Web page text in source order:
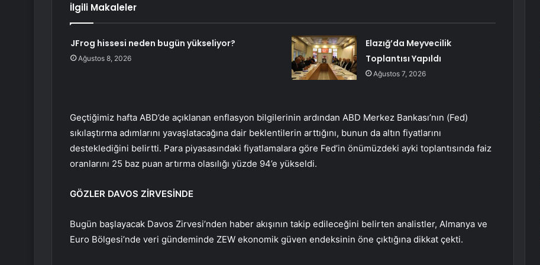
İlgili Makaleler
JFrog hissesi neden bugün yükseliyor?
Ağustos 8, 2026
Elazığ’da Meyvecilik
Toplantısı Yapıldı
Ağustos 7, 2026
Geçtiğimiz hafta ABD’de açıklanan enflasyon bilgilerinin ardından ABD Merkez Bankası’nın (Fed)
sıkılaştırma adımlarını yavaşlatacağına dair beklentilerin arttığını, bunun da altın fiyatlarını
desteklediğini belirtti. Para piyasasındaki fiyatlamalara göre Fed’in önümüzdeki ayki toplantısında faiz
oranlarını 25 baz puan artırma olasılığı yüzde 94’e yükseldi.
GÖZLER DAVOS ZİRVESİNDE
Bugün başlayacak Davos Zirvesi’nden haber akışının takip edileceğini belirten analistler, Almanya ve
Euro Bölgesi’nde veri gündeminde ZEW ekonomik güven endeksinin öne çıktığına dikkat çekti.